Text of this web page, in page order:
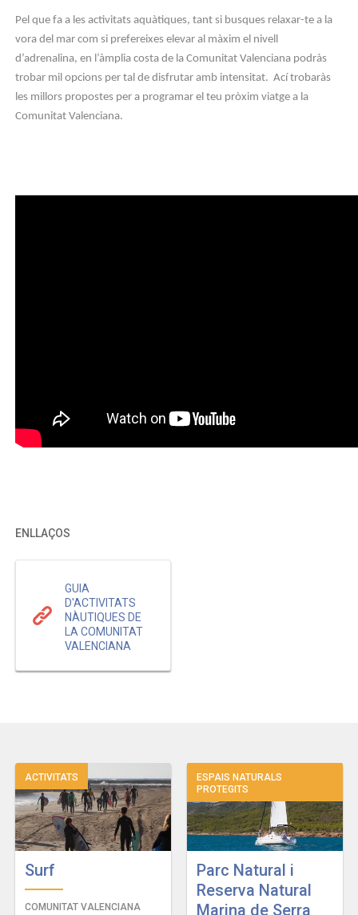
Pel que fa a les activitats aquàtiques, tant si busques relaxar-te a la
vora del mar com si prefereixes elevar al màxim el nivell
d’adrenalina, en l’àmplia costa de la Comunitat Valenciana podràs
trobar mil opcions per tal de disfrutar amb intensitat. Ací trobaràs
les millors propostes per a programar el teu pròxim viatge a la
Comunitat Valenciana.
ENLLAÇOS
GUIA
D'ACTIVITATS
NÀUTIQUES DE
LA COMUNITAT
VALENCIANA
ACTIVITATS
Surf
COMUNITAT VALENCIANA
ESPAIS NATURALS
PROTEGITS
Parc Natural i
Reserva Natural
Marina de Serra